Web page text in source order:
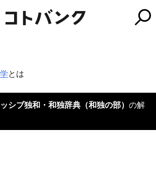
とは
シブ独和・和独辞典（和独の部） の解